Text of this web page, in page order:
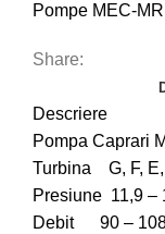
Pompe MEC-MR
Share:
Descriere
Pompa Caprari
Turbina G, F, E,
Presiune 11,9 –
Debit 90 – 108